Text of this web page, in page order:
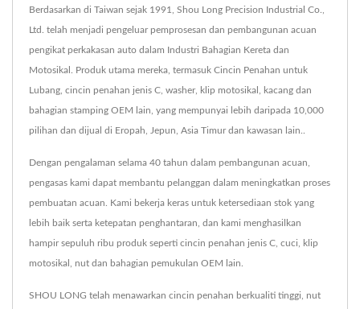
Berdasarkan di Taiwan sejak 1991, Shou Long Precision Industrial Co.,
Ltd. telah menjadi pengeluar pemprosesan dan pembangunan acuan
pengikat perkakasan auto dalam Industri Bahagian Kereta dan
Motosikal. Produk utama mereka, termasuk Cincin Penahan untuk
Lubang, cincin penahan jenis C, washer, klip motosikal, kacang dan
bahagian stamping OEM lain, yang mempunyai lebih daripada 10,000
pilihan dan dijual di Eropah, Jepun, Asia Timur dan kawasan lain..
Dengan pengalaman selama 40 tahun dalam pembangunan acuan,
pengasas kami dapat membantu pelanggan dalam meningkatkan proses
pembuatan acuan. Kami bekerja keras untuk ketersediaan stok yang
lebih baik serta ketepatan penghantaran, dan kami menghasilkan
hampir sepuluh ribu produk seperti cincin penahan jenis C, cuci, klip
motosikal, nut dan bahagian pemukulan OEM lain.
SHOU LONG telah menawarkan cincin penahan berkualiti tinggi, nut